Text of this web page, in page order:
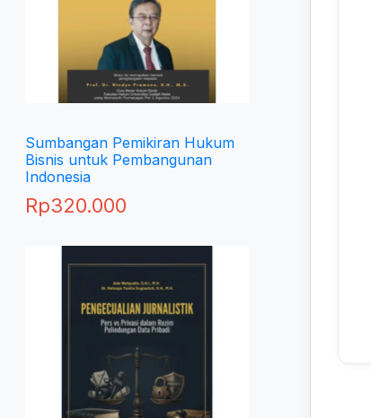
Sumbangan Pemikiran Hukum
Bisnis untuk Pembangunan
Indonesia
Rp320.000